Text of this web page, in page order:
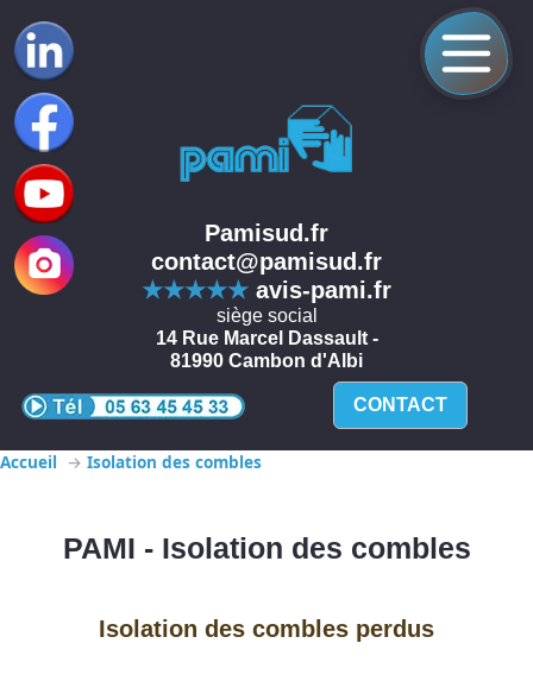
Pamisud.fr
contact@pamisud.fr
★★★★★ avis-pami.fr
siège social
14 Rue Marcel Dassault -
81990 Cambon d'Albi
CONTACT
Accueil Isolation des combles
PAMI - Isolation des combles
Isolation des combles perdus